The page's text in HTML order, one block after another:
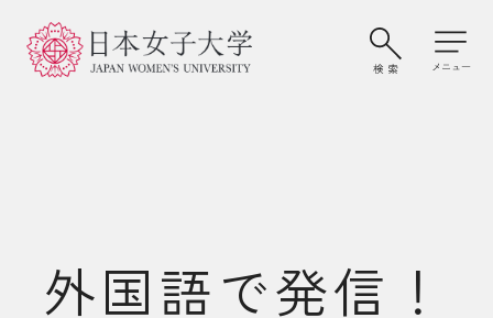
外国語で発信！